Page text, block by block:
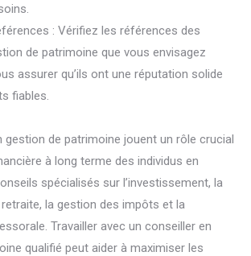
: Vérifiez les références des
de patrimoine que vous envisagez
assurer qu’ils ont une réputation solide
fiables.
gestion de patrimoine jouent un rôle crucial
à long terme des individus en
spécialisés sur l’investissement, la
la gestion des impôts et la
Travailler avec un conseiller en
qualifié peut aider à maximiser les